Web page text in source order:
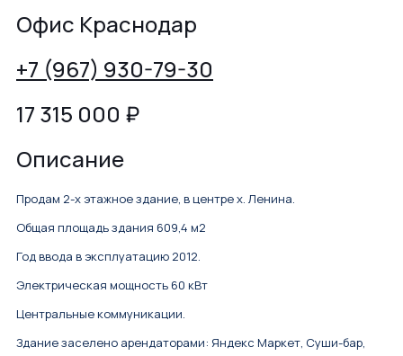
Офис Краснодар
+7 (967) 930-79-30
17 315 000 ₽
Описание
Продам 2-х этажное здание, в центре х. Ленина.
Общая площадь здания 609,4 м2
Год ввода в эксплуатацию 2012.
Электрическая мощность 60 кВт
Центральные коммуникации.
Здание заселено арендаторами: Яндекс Маркет, Суши-бар,